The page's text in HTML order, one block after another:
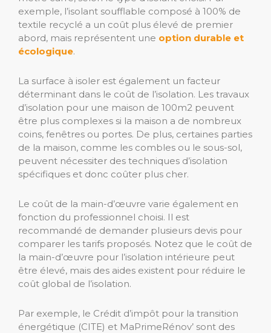
exemple, l’isolant soufflable composé à 100% de
textile recyclé a un coût plus élevé de premier
abord, mais représentent une option durable et
écologique.
La surface à isoler est également un facteur
déterminant dans le coût de l’isolation. Les travaux
d’isolation pour une maison de 100m2 peuvent
être plus complexes si la maison a de nombreux
coins, fenêtres ou portes. De plus, certaines parties
de la maison, comme les combles ou le sous-sol,
peuvent nécessiter des techniques d’isolation
spécifiques et donc coûter plus cher.
Le coût de la main-d’œuvre varie également en
fonction du professionnel choisi. Il est
recommandé de demander plusieurs devis pour
comparer les tarifs proposés. Notez que le coût de
la main-d’œuvre pour l’isolation intérieure peut
être élevé, mais des aides existent pour réduire le
coût global de l’isolation.
Par exemple, le Crédit d’impôt pour la transition
énergétique (CITE) et MaPrimeRénov’ sont des